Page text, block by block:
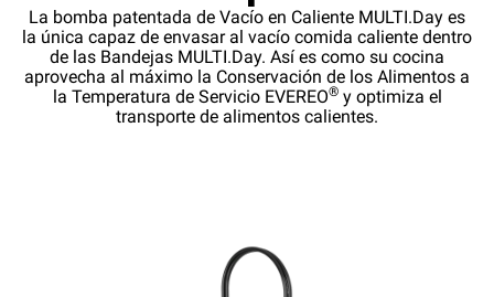
La bomba patentada de Vacío en Caliente MULTI.Day es
la única capaz de envasar al vacío comida caliente dentro
de las Bandejas MULTI.Day. Así es como su cocina
aprovecha al máximo la Conservación de los Alimentos a
la Temperatura de Servicio EVEREO®y optimiza el
transporte de alimentos calientes.